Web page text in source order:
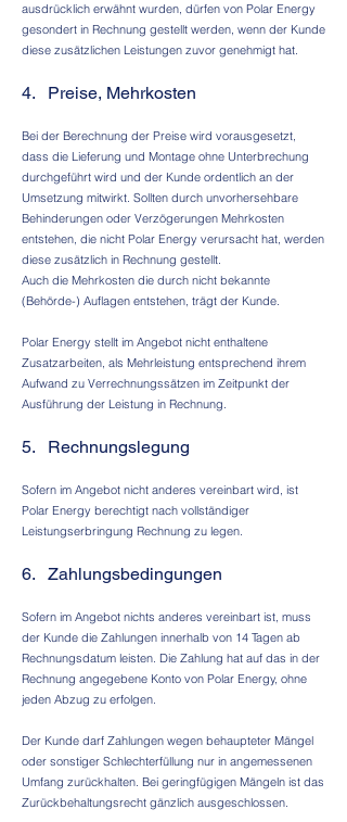
ausdrücklich erwähnt wurden, dürfen von Polar Energy
gesondert in Rechnung gestellt werden, wenn der Kunde
diese zusätzlichen Leistungen zuvor genehmigt hat.
4. Preise, Mehrkosten
Bei der Berechnung der Preise wird vorausgesetzt,
dass die Lieferung und Montage ohne Unterbrechung
durchgeführt wird und der Kunde ordentlich an der
Umsetzung mitwirkt. Sollten durch unvorhersehbare
Behinderungen oder Verzögerungen Mehrkosten
entstehen, die nicht Polar Energy verursacht hat, werden
diese zusätzlich in Rechnung gestellt.
Auch die Mehrkosten die durch nicht bekannte
(Behörde-) Auflagen entstehen, trägt der Kunde.
Polar Energy stellt im Angebot nicht enthaltene
Zusatzarbeiten, als Mehrleistung entsprechend ihrem
Aufwand zu Verrechnungssätzen im Zeitpunkt der
Ausführung der Leistung in Rechnung.
5. Rechnungslegung
Sofern im Angebot nicht anderes vereinbart wird, ist
Polar Energy berechtigt nach vollständiger
Leistungserbringung Rechnung zu legen.
6. Zahlungsbedingungen
Sofern im Angebot nichts anderes vereinbart ist, muss
der Kunde die Zahlungen innerhalb von 14 Tagen ab
Rechnungsdatum leisten. Die Zahlung hat auf das in der
Rechnung angegebene Konto von Polar Energy, ohne
jeden Abzug zu erfolgen.
Der Kunde darf Zahlungen wegen behaupteter Mängel
oder sonstiger Schlechterfüllung nur in angemessenen
Umfang zurückhalten. Bei geringfügigen Mängeln ist das
Zurückbehaltungsrecht gänzlich ausgeschlossen.